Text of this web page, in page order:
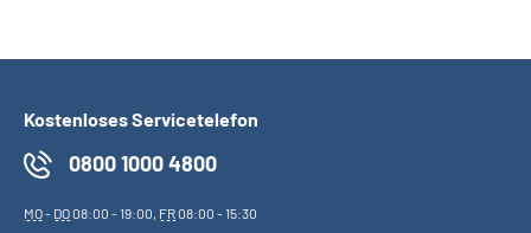
Kostenloses Servicetelefon
0800 1000 4800
MO- DO08:00 - 19:00, FR08:00 - 15:30